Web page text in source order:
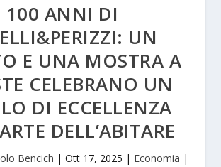
100 ANNI DI
UN
E UNA MOSTRA A
CELEBRANO UN
DI ECCELLENZA
DELL’ABITARE
Bencich | Ott 17, 2025 | Economia |